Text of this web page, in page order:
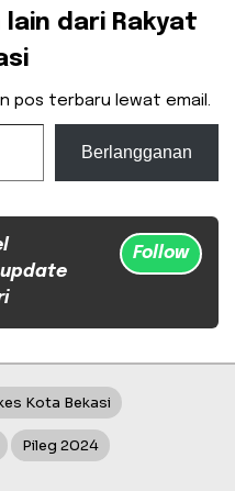
lain dari Rakyat
pos terbaru lewat email.
Berlangganan
Follow
Kota Bekasi
Pileg 2024